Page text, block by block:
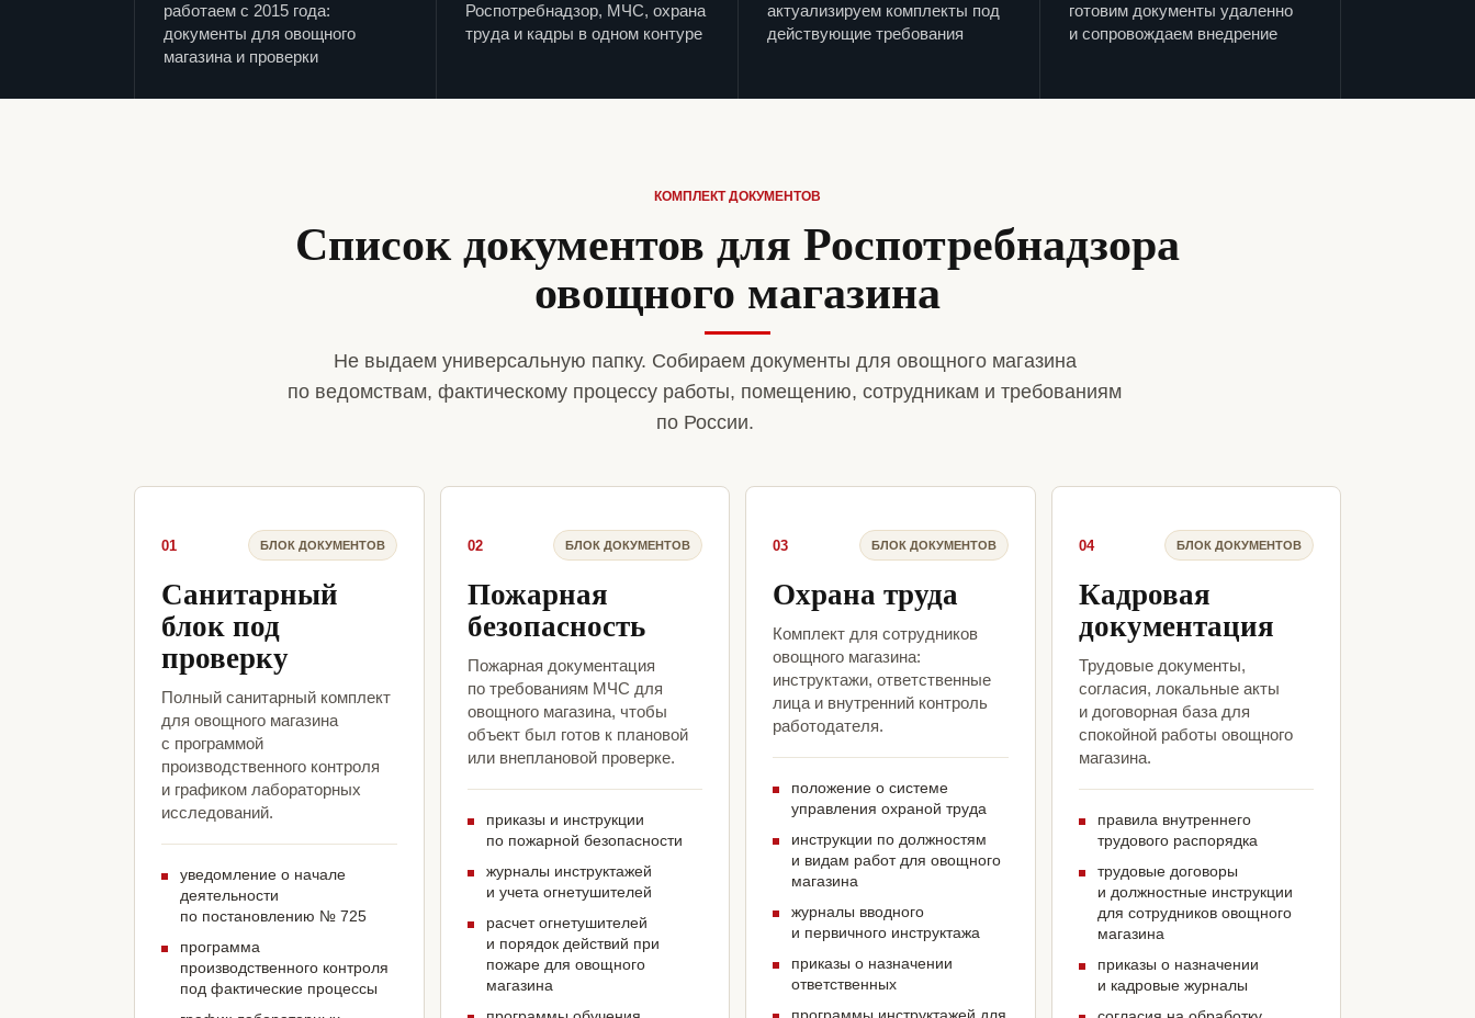
работаем с 2015 года:
документы для овощного
магазина и проверки
Роспотребнадзор, МЧС, охрана
труда и кадры в одном контуре
актуализируем комплекты под
действующие требования
готовим документы удаленно
и сопровождаем внедрение
КОМПЛЕКТ ДОКУМЕНТОВ
Список документов для Роспотребнадзора
овощного магазина
Не выдаем универсальную папку. Собираем документы для овощного магазина
по ведомствам, фактическому процессу работы, помещению, сотрудникам и требованиям
по России.
01 БЛОК ДОКУМЕНТОВ
Санитарный
блок под
проверку
Полный санитарный комплект
для овощного магазина
с программой
производственного контроля
и графиком лабораторных
исследований.
уведомление о начале
деятельности
по постановлению № 725
программа
производственного контроля
под фактические процессы
02 БЛОК ДОКУМЕНТОВ
Пожарная
безопасность
Пожарная документация
по требованиям МЧС для
овощного магазина, чтобы
объект был готов к плановой
или внеплановой проверке.
приказы и инструкции
по пожарной безопасности
журналы инструктажей
и учета огнетушителей
расчет огнетушителей
и порядок действий при
пожаре для овощного
магазина
03 БЛОК ДОКУМЕНТОВ
Охрана труда
Комплект для сотрудников
овощного магазина:
инструктажи, ответственные
лица и внутренний контроль
работодателя.
положение о системе
управления охраной труда
инструкции по должностям
и видам работ для овощного
магазина
журналы вводного
и первичного инструктажа
приказы о назначении
ответственных
04 БЛОК ДОКУМЕНТОВ
Кадровая
документация
Трудовые документы,
согласия, локальные акты
и договорная база для
спокойной работы овощного
магазина.
правила внутреннего
трудового распорядка
трудовые договоры
и должностные инструкции
для сотрудников овощного
магазина
приказы о назначении
и кадровые журналы